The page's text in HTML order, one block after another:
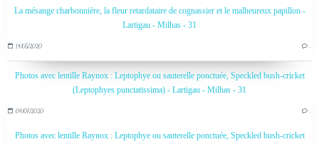
La mésange charbonnière, la fleur retardataire de cognassier et le malheureux papillon -
Lartigau - Milhas - 31
14/05/2020 …
Photos avec lentille Raynox : Leptophye ou sauterelle ponctuée, Speckled bush-cricket
(Leptophyes punctatissima) - Lartigau - Milhas - 31
04/07/2020 …
Photos avec lentille Raynox : Leptophye ou sauterelle ponctuée, Speckled bush-cricket